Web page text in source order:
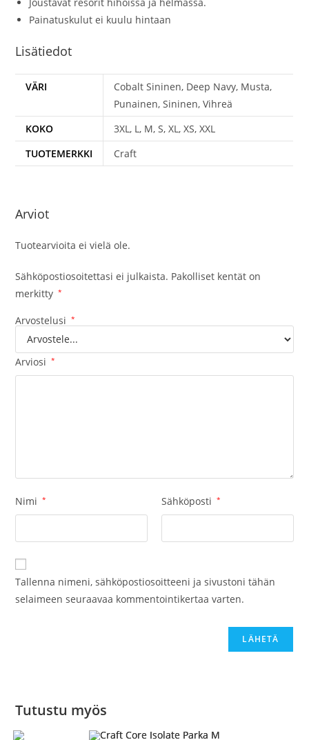
Painatuskulut ei kuulu hintaan
Lisätiedot
VÄRI
Cobalt Sininen, Deep Navy, Musta,
Punainen, Sininen, Vihreä
KOKO
3XL, L, M, S, XL, XS, XXL
TUOTEMERKKI
Craft
Arviot
Tuotearvioita ei vielä ole.
Sähköpostiosoitettasi ei julkaista. Pakolliset kentät on
merkitty *
Arvostelusi *
Arviosi *
Nimi * Sähköposti *
Tallenna nimeni, sähköpostiosoitteeni ja sivustoni tähän
selaimeen seuraavaa kommentointikertaa varten.
Tutustu myös